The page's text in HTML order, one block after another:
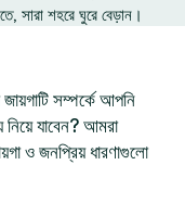
সারা শহরে ঘুরে বেড়ান।
সম্পর্কে আপনি
যাবেন? আমরা
ও জনপ্রিয় ধারণাগুলো